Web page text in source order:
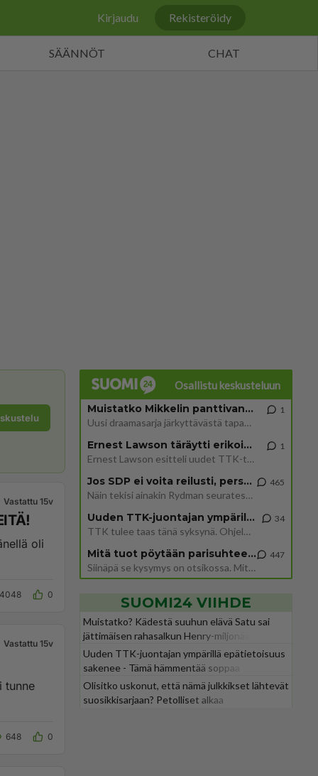
Kirjaudu Rekisteröidy
SÄÄNNÖT CHAT
Vastattu 15v
oli
4048 0
Vastattu 15v
tunne
648 0
Osallistu keskusteluun
Muistatko Mikkelin panttivankidraaman?
Uusi draamasarja järkyttävästä tapauksesta on tulossa. Tositapahtumiin perustuva sarja ammentaa vuoden 1986 Mikkelin pan
1
Ernest Lawson täräytti erikoisen heiton TTK-lehdistötilaisuudessa: " Onko tässä tarkoituksena...?"
Ernest Lawson esitteli uudet TTK-tähtioppilaat ja opettajat torstaina 6.8. lehdistölle. Tulevalla kaudella on yksi hausk
1
Jos SDP ei voita reilusti, persut kumoavat demokratian Suomesta
Näin tekisi ainakin Rydman seuratessaan idolinsa Trumpin mallia https://www.is.fi/politiikka/art-2000012187244.html
465
Uuden TTK-juontajan ympärillä epätietoisuus sakenee - Nyt MTV hämmentää soppaa
TTK tulee taas tänä syksynä. Ohjelman uudet tähtioppilaat julkistetaan torstaina 6. elokuuta klo 14 alkavassa lehdistö
34
Mitä tuot pöytään parisuhteessa?
Siinäpä se kysymys on otsikossa. Mitäpä siis tuot/toisit pöytään parisuhteessa? Oletko mies vai nainen? Koetko sen mitä
447
SUOMI24 VIIHDE
Muistatko? Kädestä suuhun elävä Satu sai
jättimäisen rahasalkun Henry-miljonääriltä
Uuden TTK-juontajan ympärillä epätietoisuus
sakenee - Tämä hämmentää soppaa
Olisitko uskonut, että nämä julkkikset lähtevät
suosikkisarjaan? Petolliset alkaa